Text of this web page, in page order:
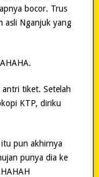
bocor. Trus
asli Nganjuk yang
tiket. Setelah
KTP, diriku
pun akhirnya
punya dia ke